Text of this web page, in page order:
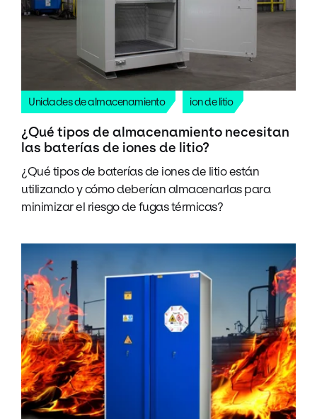
Unidades de almacenamiento ion de litio
¿Qué tipos de almacenamiento necesitan
las baterías de iones de litio?
¿Qué tipos de baterías de iones de litio están
utilizando y cómo deberían almacenarlas para
minimizar el riesgo de fugas térmicas?